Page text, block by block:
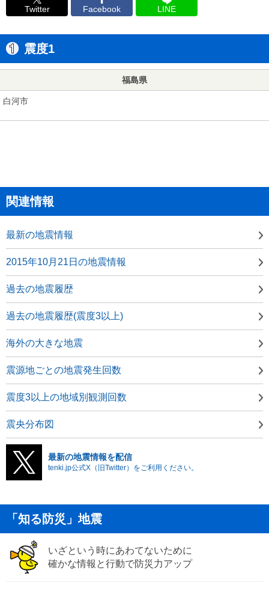
Twitter Facebook LINE
震度1
福島県
白河市
関連情報
最新の地震情報
2015年10月21日の地震情報
過去の地震履歴
過去の地震履歴(震度3以上)
海外の大きな地震
震源地ごとの地震発生回数
震度3以上の地域別観測回数
震央分布図
最新の地震情報を配信
tenki.jp公式X（旧Twitter）をご利用ください。
「知る防災」地震
いざという時にあわてないために
確かな情報と行動で防災力アップ